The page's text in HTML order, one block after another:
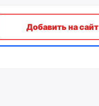
Добавить на сайт